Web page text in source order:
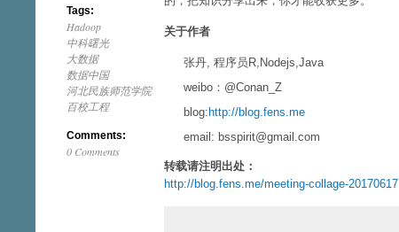
Tags:
Hadoop
中科曙光
大数据
数据中国
河北民族师范学院
百校工程
Comments:
0 Comments
关于作者
张丹, 程序员R,Nodejs,Java
weibo：@Conan_Z
blog: http://blog.fens.me
email: bsspirit@gmail.com
转载请注明出处：
http://blog.fens.me/meeting-collage-20170617